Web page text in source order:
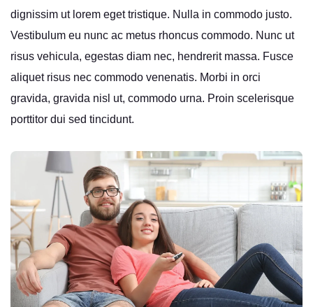
dignissim ut lorem eget tristique. Nulla in commodo justo.
Vestibulum eu nunc ac metus rhoncus commodo. Nunc ut
risus vehicula, egestas diam nec, hendrerit massa. Fusce
aliquet risus nec commodo venenatis. Morbi in orci
gravida, gravida nisl ut, commodo urna. Proin scelerisque
porttitor dui sed tincidunt.